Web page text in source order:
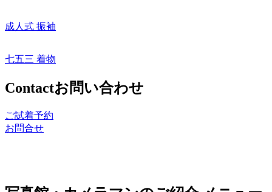
成人式 振袖
七五三 着物
Contactお問い合わせ
ご試着予約
お問合せ